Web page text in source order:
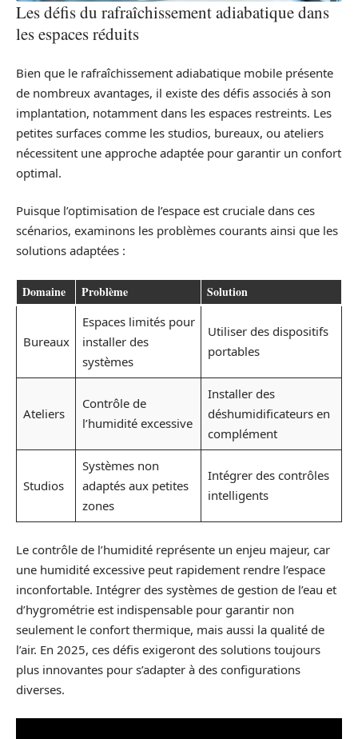
Les défis du rafraîchissement adiabatique dans
les espaces réduits
Bien que le rafraîchissement adiabatique mobile présente
de nombreux avantages, il existe des défis associés à son
implantation, notamment dans les espaces restreints. Les
petites surfaces comme les studios, bureaux, ou ateliers
nécessitent une approche adaptée pour garantir un confort
optimal.
Puisque l’optimisation de l’espace est cruciale dans ces
scénarios, examinons les problèmes courants ainsi que les
solutions adaptées :
Domaine Problème Solution
Bureaux
Espaces limités pour
installer des
systèmes
Utiliser des dispositifs
portables
Ateliers
Contrôle de
l’humidité excessive
Installer des
déshumidificateurs en
complément
Studios
Systèmes non
adaptés aux petites
zones
Intégrer des contrôles
intelligents
Le contrôle de l’humidité représente un enjeu majeur, car
une humidité excessive peut rapidement rendre l’espace
inconfortable. Intégrer des systèmes de gestion de l’eau et
d’hygrométrie est indispensable pour garantir non
seulement le confort thermique, mais aussi la qualité de
l’air. En 2025, ces défis exigeront des solutions toujours
plus innovantes pour s’adapter à des configurations
diverses.